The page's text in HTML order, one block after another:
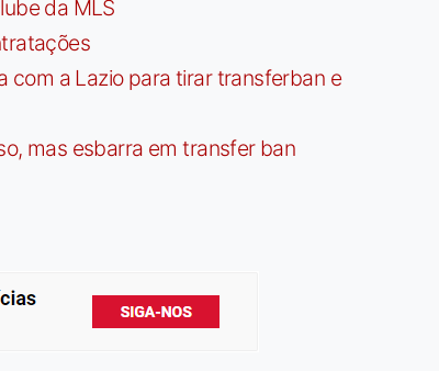
da MLS
com a Lazio para tirar transferban e
mas esbarra em transfer ban